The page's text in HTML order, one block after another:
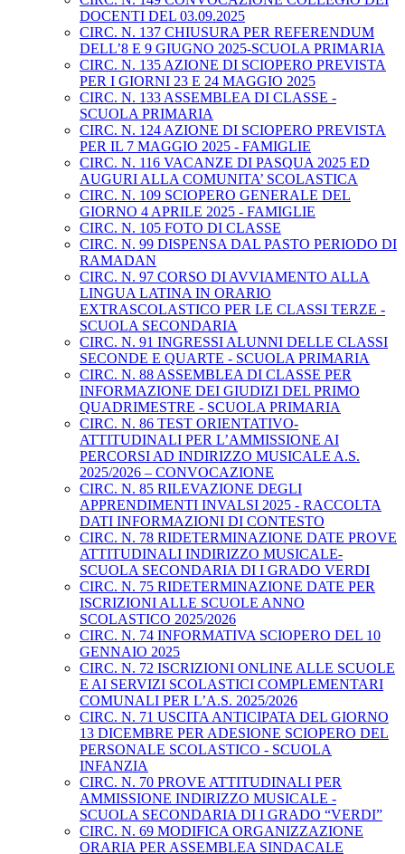
DOCENTI DEL 03.09.2025
CIRC. N. 137 CHIUSURA PER REFERENDUM
DELL’8 E 9 GIUGNO 2025-SCUOLA PRIMARIA
CIRC. N. 135 AZIONE DI SCIOPERO PREVISTA
PER I GIORNI 23 E 24 MAGGIO 2025
CIRC. N. 133 ASSEMBLEA DI CLASSE -
SCUOLA PRIMARIA
CIRC. N. 124 AZIONE DI SCIOPERO PREVISTA
PER IL 7 MAGGIO 2025 - FAMIGLIE
CIRC. N. 116 VACANZE DI PASQUA 2025 ED
AUGURI ALLA COMUNITA’ SCOLASTICA
CIRC. N. 109 SCIOPERO GENERALE DEL
GIORNO 4 APRILE 2025 - FAMIGLIE
CIRC. N. 105 FOTO DI CLASSE
CIRC. N. 99 DISPENSA DAL PASTO PERIODO DI
RAMADAN
CIRC. N. 97 CORSO DI AVVIAMENTO ALLA
LINGUA LATINA IN ORARIO
EXTRASCOLASTICO PER LE CLASSI TERZE -
SCUOLA SECONDARIA
CIRC. N. 91 INGRESSI ALUNNI DELLE CLASSI
SECONDE E QUARTE - SCUOLA PRIMARIA
CIRC. N. 88 ASSEMBLEA DI CLASSE PER
INFORMAZIONE DEI GIUDIZI DEL PRIMO
QUADRIMESTRE - SCUOLA PRIMARIA
CIRC. N. 86 TEST ORIENTATIVO-
ATTITUDINALI PER L’AMMISSIONE AI
PERCORSI AD INDIRIZZO MUSICALE A.S.
2025/2026 – CONVOCAZIONE
CIRC. N. 85 RILEVAZIONE DEGLI
APPRENDIMENTI INVALSI 2025 - RACCOLTA
DATI INFORMAZIONI DI CONTESTO
CIRC. N. 78 RIDETERMINAZIONE DATE PROVE
ATTITUDINALI INDIRIZZO MUSICALE-
SCUOLA SECONDARIA DI I GRADO VERDI
CIRC. N. 75 RIDETERMINAZIONE DATE PER
ISCRIZIONI ALLE SCUOLE ANNO
SCOLASTICO 2025/2026
CIRC. N. 74 INFORMATIVA SCIOPERO DEL 10
GENNAIO 2025
CIRC. N. 72 ISCRIZIONI ONLINE ALLE SCUOLE
E AI SERVIZI SCOLASTICI COMPLEMENTARI
COMUNALI PER L’A.S. 2025/2026
CIRC. N. 71 USCITA ANTICIPATA DEL GIORNO
13 DICEMBRE PER ADESIONE SCIOPERO DEL
PERSONALE SCOLASTICO - SCUOLA
INFANZIA
CIRC. N. 70 PROVE ATTITUDINALI PER
AMMISSIONE INDIRIZZO MUSICALE -
SCUOLA SECONDARIA DI I GRADO “VERDI”
CIRC. N. 69 MODIFICA ORGANIZZAZIONE
ORARIA PER ASSEMBLEA SINDACALE